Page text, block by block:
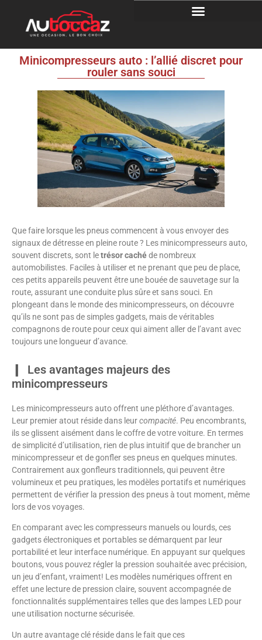
Minicompresseurs auto : l’allié discret pour
rouler sans souci
Que faire lorsque les pneus commencent à vous envoyer des
signaux de détresse en pleine route ? Les minicompresseurs auto,
souvent discrets, sont letrésor cachéde nombreux
automobilistes. Faciles à utiliser et ne prenant que peu de place,
ces petits appareils peuvent être une bouée de sauvetage sur la
route, assurant une conduite plus sûre et sans souci. En
plongeant dans le monde des minicompresseurs, on découvre
qu’ils ne sont pas de simples gadgets, mais de véritables
compagnons de route pour ceux qui aiment aller de l’avant avec
toujours une longueur d’avance.
Les avantages majeurs des
minicompresseurs
Les minicompresseurs auto offrent une pléthore d’avantages.
Leur premier atout réside dans leurcompacité. Peu encombrants,
ils se glissent aisément dans le coffre de votre voiture. En termes
de simplicité d’utilisation, rien de plus intuitif que de brancher un
minicompresseur et de gonfler ses pneus en quelques minutes.
Contrairement aux gonfleurs traditionnels, qui peuvent être
volumineux et peu pratiques, les modèles portatifs et numériques
permettent de vérifier la pression des pneus à tout moment, même
lors de vos voyages.
En comparant avec les compresseurs manuels ou lourds, ces
gadgets électroniques et portables se démarquent par leur
portabilité et leur interface numérique. En appuyant sur quelques
boutons, vous pouvez régler la pression souhaitée avec précision,
un jeu d’enfant, vraiment! Les modèles numériques offrent en
effet une lecture de pression claire, souvent accompagnée de
fonctionnalités supplémentaires telles que des lampes LED pour
une utilisation nocturne sécurisée.
Un autre avantage clé réside dans le fait que ces